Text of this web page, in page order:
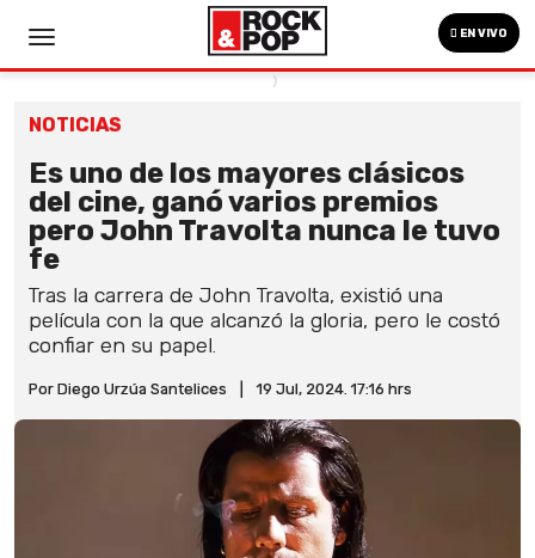
EN VIVO
NOTICIAS
Es uno de los mayores clásicos
del cine, ganó varios premios
pero John Travolta nunca le tuvo
fe
Tras la carrera de John Travolta, existió una
película con la que alcanzó la gloria, pero le costó
confiar en su papel.
Por Diego Urzúa Santelices 19 Jul, 2024. 17:16 hrs